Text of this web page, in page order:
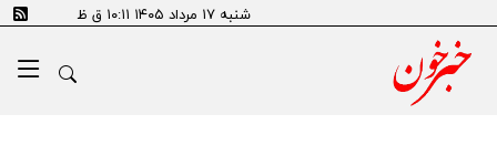
شنبه ۱۷ مرداد ۱۴۰۵ ۱۰:۱۱ ق ظ